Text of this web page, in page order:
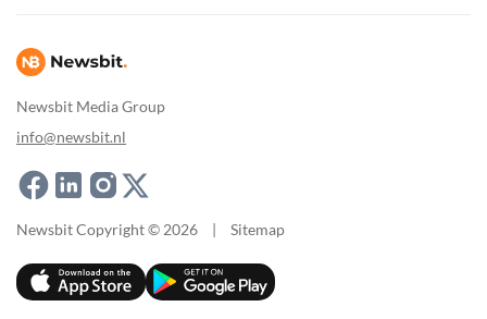
Newsbit Media Group
info@newsbit.nl
Newsbit Copyright © 2026 | Sitemap